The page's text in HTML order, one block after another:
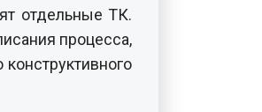
отдельные ТК.
процесса,